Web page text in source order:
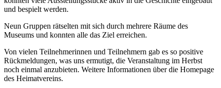
und bespielt werden.
Neun Gruppen rätselten mit sich durch mehrere Räume des
Museums und konnten alle das Ziel erreichen.
Von vielen Teilnehmerinnen und Teilnehmern gab es so positive
Rückmeldungen, was uns ermutigt, die Veranstaltung im Herbst
noch einmal anzubieten. Weitere Informationen über die Homepage
des Heimatvereins.